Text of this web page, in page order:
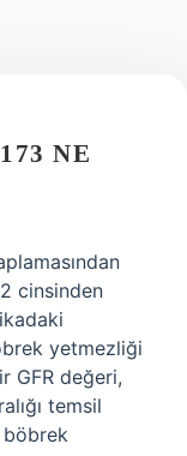
NE
cinsinden
yetmezliği
GFR değeri,
temsil
böbrek